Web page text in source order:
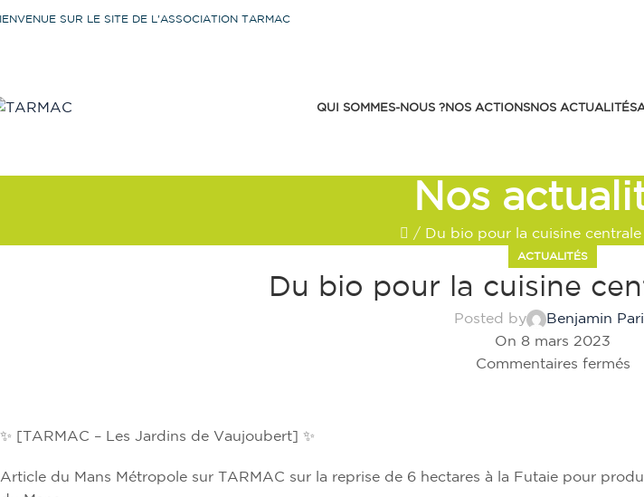
SUR LE SITE DE L'ASSOCIATION TARMAC
QUI SOMMES-NOUS ?NOS ACTIONSNOS ACTUALITÉS
Nos
/ Du bio pour la cuisine centrale
ACTUALITÉS
Du bio pour la cuisine
Posted by
Benjamin
On 8 mars 2023
Commentaires fermés
✨ [TARMAC – Les Jardins de Vaujoubert] ✨
Article du Mans Métropole sur TARMAC sur la reprise de 6 hectares à la Futaie pour